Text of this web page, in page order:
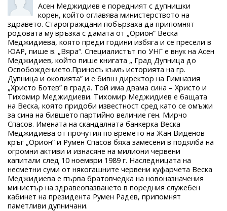
Асен Меджидиев е поредният с дупнишки
корен, който оглавява министерството на
здравето. Старограждани побързаха да припомнят
родовата му връзка с дамата от „Орион” Веска
Меджидиева, която преди години избяга и се пресели в
ЮАР, пише в. „Вяра“. Специалистът по УНГ е внук на Асен
Меджидиев, който пише книгата „ Град Дупница до
Освобождението.Приносъ къмъ историята на гр.
Дупница и околията” и е бивш директор на Гимназия
„Христо Ботев” в града. Той има двама сина – Христо и
Тихомир Меджидиеви. Тихомир Меджидиев е бащата
на Веска, която придоби известност сред като се омъжи
за сина на бившето партийно величие ген. Мирчо
Спасов. Имената на скандалната банкерка Веска
Меджидиева от прочутия по времето на Жан Виденов
кръг „Орион” и Румен Спасов бяха замесени в подялба на
огромни активи и изнасяне на милиони червени
капитали след 10 ноември 1989 г. Наследницата на
несметни суми от някогашните червени куфарчета Веска
Меджидиева е първа братовчедка на новоназначения
министър на здравеопазването в поредния служебен
кабинет на президента Румен Радев, припомнят
паметливи дупничани.